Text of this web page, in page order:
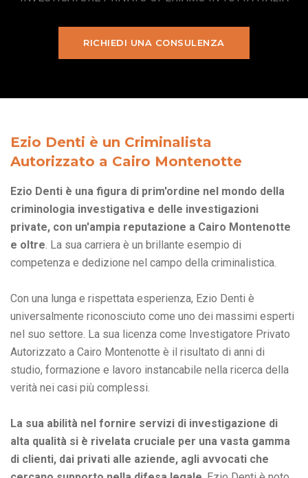
RICHIEDI UNA CONSULENZA
Ezio Denti è un Criminalista
Autorizzato a Cairo Montenotte
Ezio Denti è una figura di prim'ordine nel mondo della
criminologia investigativa e delle investigazioni
private, con un'ampia reputazione a Cairo Montenotte
e oltre. La sua carriera è un brillante esempio di
competenza e dedizione nel campo della criminalistica.
Con una lunga e rispettata esperienza, Ezio Denti è
universalmente riconosciuto come uno dei massimi esperti
nel suo settore. La sua licenza come Investigatore Privato
Autorizzato a Cairo Montenotte è il risultato di anni di
studio, formazione e lavoro instancabile nella ricerca della
verità nei casi più complessi.
La sua abilità nel fornire servizi di investigazione di
alta qualità si è rivelata cruciale per una vasta gamma
di clienti, dai privati alle aziende, agli avvocati che